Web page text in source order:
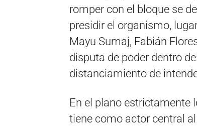
romper con el bloque se
presidir el organismo,
Mayu Sumaj, Fabián
disputa de poder dentro
distanciamiento de
En el plano estrictamente
tiene como actor central